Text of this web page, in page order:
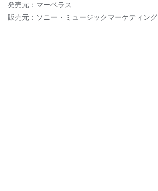
発売元：マーベラス
販売元：ソニー・ミュージックマーケティング